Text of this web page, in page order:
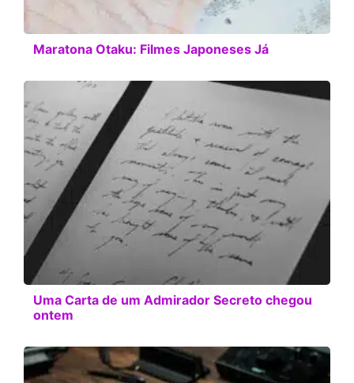
Maratona Otaku: Filmes Japoneses Já
Uma Carta de um Admirador Secreto chegou
ontem